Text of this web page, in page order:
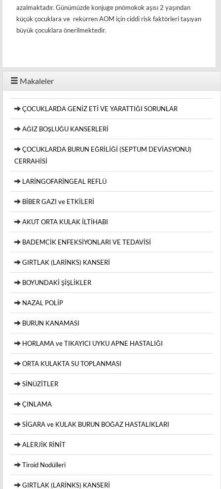
azalmaktadır. Günümüzde konjuge pnömokok aşısı 2 yaşından
küçük çocuklara ve rekürren AOM için ciddi risk faktörleri taşıyan
büyük çocuklara önerilmektedir.
Makaleler
ÇOCUKLARDA GENİZ ETİ VE YARATTIĞI SORUNLAR
AĞIZ BOŞLUĞU KANSERLERİ
ÇOCUKLARDA BURUN EĞRİLİĞİ (SEPTUM DEVİASYONU)
CERRAHİSİ
LARİNGOFARİNGEAL REFLÜ
BİBER GAZI ve ETKİLERİ
AKUT ORTA KULAK İLTİHABI
BADEMCİK ENFEKSİYONLARI VE TEDAVİSİ
GIRTLAK (LARİNKS) KANSERİ
BOYUNDAKİ ŞİŞLİKLER
NAZAL POLİP
BURUN KANAMASI
HORLAMA ve TIKAYICI UYKU APNE HASTALIĞI
ORTA KULAKTA SU TOPLANMASI
SİNÜZİTLER
ÇINLAMA
SİGARA ve KULAK BURUN BOĞAZ HASTALIKLARI
ALERJİK RİNİT
Tiroid Nodülleri
GIRTLAK (LARİNKS) KANSERİ